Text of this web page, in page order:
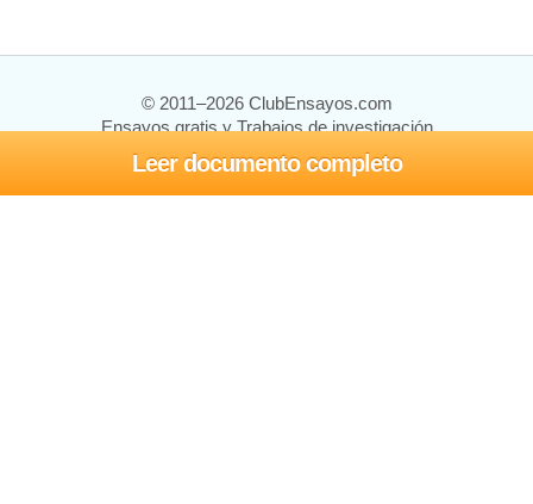
Leer documento completo
© 2011–2026 ClubEnsayos.com
Ensayos gratis y Trabajos de investigación